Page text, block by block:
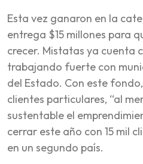
Esta vez ganaron en la
entrega $15 millones para
crecer. Mistatas ya cuenta
trabajando fuerte con
del Estado. Con este
clientes particulares, “al
sustentable el
cerrar este año con 15 mil
en un segundo país.